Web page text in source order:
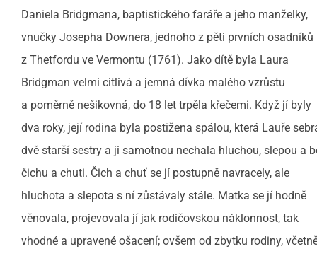
Daniela Bridgmana, baptistického faráře a jeho manželky,
vnučky Josepha Downera, jednoho z pěti prvních osadníků
z Thetfordu ve Vermontu (1761). Jako dítě byla Laura
Bridgman velmi citlivá a jemná dívka malého vzrůstu
a poměrně nešikovná, do 18 let trpěla křečemi. Když jí byly
dva roky, její rodina byla postižena spálou, která Lauře
dvě starší sestry a ji samotnou nechala hluchou, slepou a
čichu a chuti. Čich a chuť se jí postupně navracely, ale
hluchota a slepota s ní zůstávaly stále. Matka se jí hodně
věnovala, projevovala jí jak rodičovskou náklonnost, tak
vhodné a upravené ošacení; ovšem od zbytku rodiny,